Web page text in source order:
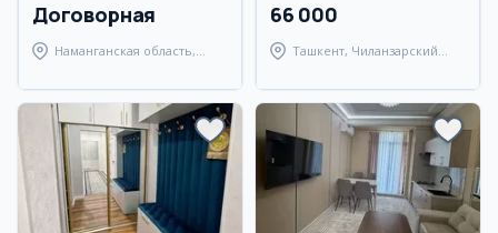
Договорная
Наманганская область,
66 000
Ташкент, Чиланзарский